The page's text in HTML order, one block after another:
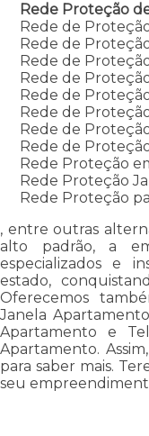
Rede Proteção
Rede de
Rede de
Rede de
Rede de
Rede de
Rede de
Rede de
Rede de
Rede Proteção
Rede Proteção
Rede Proteção
, entre outras
alto padrão, a
especializados e
estado,
Oferecemos
Janela
Apartamento e
Apartamento.
para saber mais.
seu